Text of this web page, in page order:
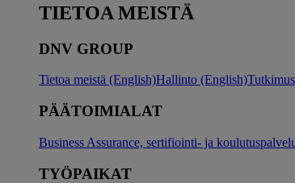
TIETOA MEISTÄ
DNV GROUP
Tietoa meistä (English)Hallinto (English)
PÄÄTOIMIALAT
Business Assurance, sertifiointi- ja
TYÖPAIKAT